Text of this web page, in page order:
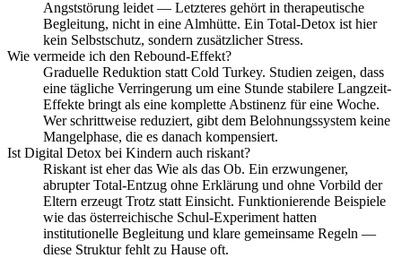
Angststörung leidet — Letzteres gehört in therapeutische
Begleitung, nicht in eine Almhütte. Ein Total-Detox ist hier
kein Selbstschutz, sondern zusätzlicher Stress.
Wie vermeide ich den Rebound-Effekt?
Graduelle Reduktion statt Cold Turkey. Studien zeigen, dass
eine tägliche Verringerung um eine Stunde stabilere Langzeit-
Effekte bringt als eine komplette Abstinenz für eine Woche.
Wer schrittweise reduziert, gibt dem Belohnungssystem keine
Mangelphase, die es danach kompensiert.
Ist Digital Detox bei Kindern auch riskant?
Riskant ist eher das Wie als das Ob. Ein erzwungener,
abrupter Total-Entzug ohne Erklärung und ohne Vorbild der
Eltern erzeugt Trotz statt Einsicht. Funktionierende Beispiele
wie das österreichische Schul-Experiment hatten
institutionelle Begleitung und klare gemeinsame Regeln —
diese Struktur fehlt zu Hause oft.